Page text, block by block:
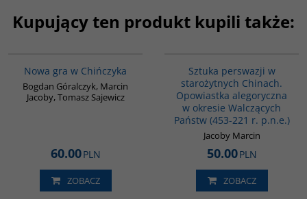
Kupujący ten produkt kupili także:
Nowa gra w Chińczyka
Bogdan Góralczyk, Marcin
Jacoby, Tomasz Sajewicz
60.00PLN
ZOBACZ
Sztuka perswazji w
starożytnych Chinach.
Opowiastka alegoryczna
w okresie Walczących
Państw (453-221 r. p.n.e.)
Jacoby Marcin
50.00PLN
ZOBACZ